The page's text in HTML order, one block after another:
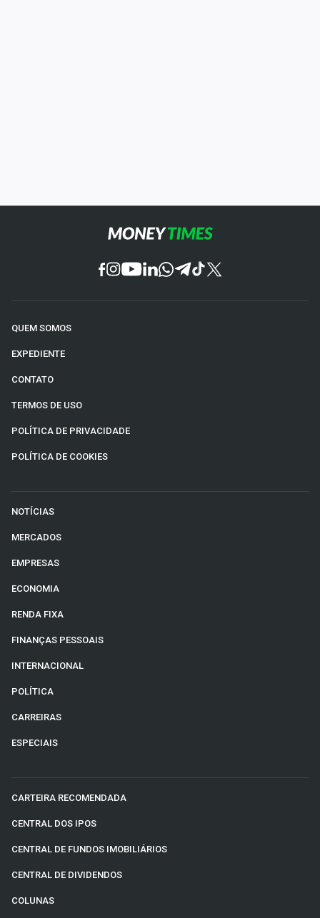
QUEM SOMOS
EXPEDIENTE
CONTATO
TERMOS DE USO
POLÍTICA DE PRIVACIDADE
POLÍTICA DE COOKIES
NOTÍCIAS
MERCADOS
EMPRESAS
ECONOMIA
RENDA FIXA
FINANÇAS PESSOAIS
INTERNACIONAL
POLÍTICA
CARREIRAS
ESPECIAIS
CARTEIRA RECOMENDADA
CENTRAL DOS IPOS
CENTRAL DE FUNDOS IMOBILIÁRIOS
CENTRAL DE DIVIDENDOS
COLUNAS